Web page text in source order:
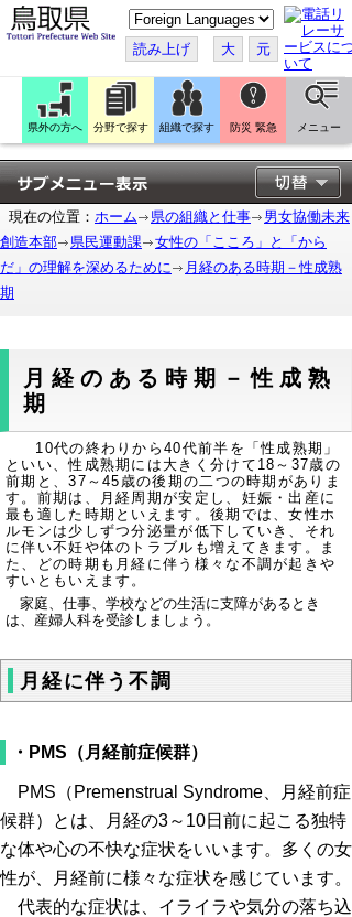
こ
の
ペ
ー
ジ
翻
訳
す
る
読み上げ 大 元
県外の方へ 分野で探す 組織で探す 防災 緊急 メニュー
現在の位置： ホーム 県の組織と仕事
男女協働未来
創造本部
県民運動課
女性の「こころ」と「から
だ」の理解を深めるために
月経のある時期－性成熟
期
月経のある時期－性成熟
期
10代の終わりから40代前半を「性成熟期」
といい、性成熟期には大きく分けて18～37歳の
前期と、37～45歳の後期の二つの時期がありま
す。前期は、月経周期が安定し、妊娠・出産に
最も適した時期といえます。後期では、女性ホ
ルモンは少しずつ分泌量が低下していき、それ
に伴い不妊や体のトラブルも増えてきます。ま
た、どの時期も月経に伴う様々な不調が起きや
すいともいえます。
家庭、仕事、学校などの生活に支障があるとき
は、産婦人科を受診しましょう。
月経に伴う不調
・PMS（月経前症候群）
PMS（Premenstrual Syndrome、月経前症
候群）とは、月経の3～10日前に起こる独特
な体や心の不快な症状をいいます。多くの女
性が、月経前に様々な症状を感じています。
代表的な症状は、イライラや気分の落ち込